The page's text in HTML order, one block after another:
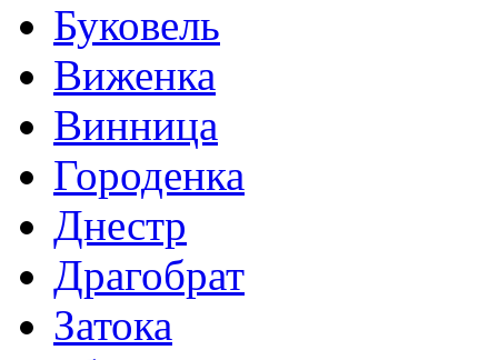
Буковель
Виженка
Винница
Городенка
Днестр
Драгобрат
Затока